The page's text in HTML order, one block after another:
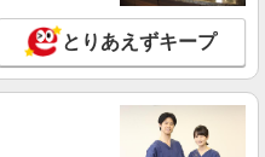
詳細を見る
とりあえずキープ